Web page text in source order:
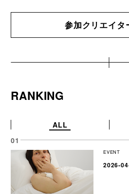
参加クリエイタ
RANKING
ALL
EVENT
2026-